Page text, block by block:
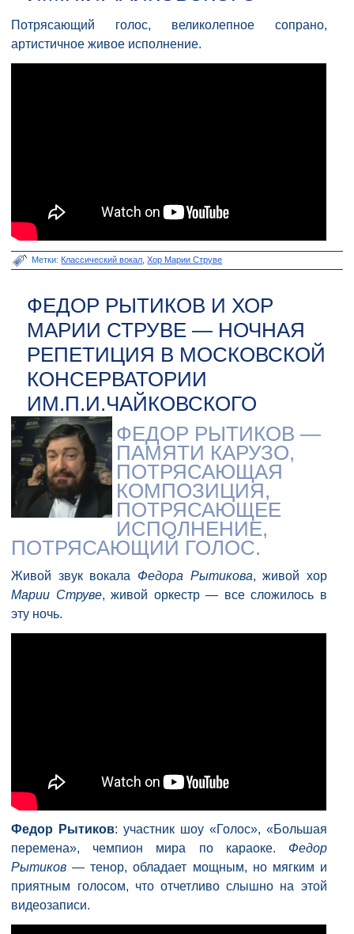
Потрясающий голос, великолепное сопрано,
артистичное живое исполнение.
Метки: Классический вокал ,Хор Марии Струве
ФЕДОР РЫТИКОВ И ХОР
МАРИИ СТРУВЕ — НОЧНАЯ
РЕПЕТИЦИЯ В МОСКОВСКОЙ
КОНСЕРВАТОРИИ
ИМ.П.И.ЧАЙКОВСКОГО
ФЕДОР РЫТИКОВ —
ПАМЯТИ КАРУЗО,
ПОТРЯСАЮЩАЯ
КОМПОЗИЦИЯ,
ПОТРЯСАЮЩЕЕ
ИСПОЛНЕНИЕ,
ПОТРЯСАЮЩИЙ ГОЛОС.
Живой звук вокала Федора Рытикова, живой хор
Марии Струве, живой оркестр — все сложилось в
эту ночь.
Федор Рытиков: участник шоу «Голос», «Большая
перемена», чемпион мира по караоке. Федор
Рытиков — тенор, обладает мощным, но мягким и
приятным голосом, что отчетливо слышно на этой
видеозаписи.